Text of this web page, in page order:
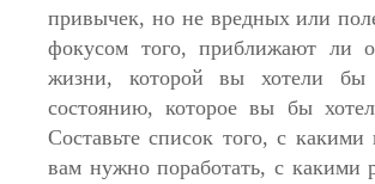
привычек, но не вредных или
фокусом того, приближают ли
жизни, которой вы хотели
состоянию, которое вы бы
Составьте список того, с
вам нужно поработать, с какими